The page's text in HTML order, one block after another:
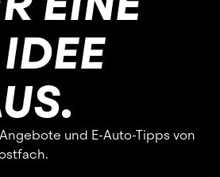
und E-Auto-Tipps von